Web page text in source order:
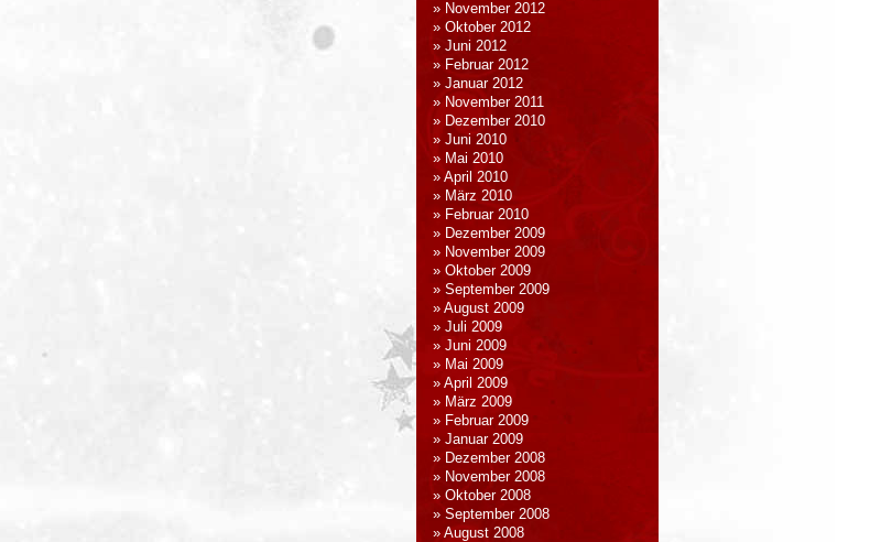
November 2012
Oktober 2012
Juni 2012
Februar 2012
Januar 2012
November 2011
Dezember 2010
Juni 2010
Mai 2010
April 2010
März 2010
Februar 2010
Dezember 2009
November 2009
Oktober 2009
September 2009
August 2009
Juli 2009
Juni 2009
Mai 2009
April 2009
März 2009
Februar 2009
Januar 2009
Dezember 2008
November 2008
Oktober 2008
September 2008
August 2008